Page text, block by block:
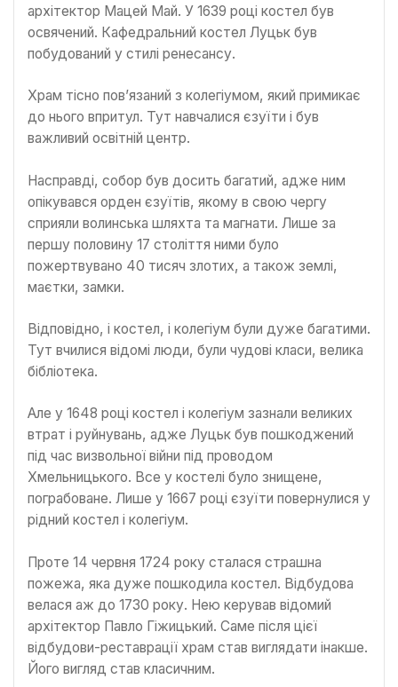
архітектор Мацей Май. У 1639 році костел був
освячений. Кафедральний костел Луцьк був
побудований у стилі ренесансу.
Храм тісно пов’язаний з колегіумом, який примикає
до нього впритул. Тут навчалися єзуїти і був
важливий освітній центр.
Насправді, собор був досить багатий, адже ним
опікувався орден єзуїтів, якому в свою чергу
сприяли волинська шляхта та магнати. Лише за
першу половину 17 століття ними було
пожертвувано 40 тисяч злотих, а також землі,
маєтки, замки.
Відповідно, і костел, і колегіум були дуже багатими.
Тут вчилися відомі люди, були чудові класи, велика
бібліотека.
Але у 1648 році костел і колегіум зазнали великих
втрат і руйнувань, адже Луцьк був пошкоджений
під час визвольної війни під проводом
Хмельницького. Все у костелі було знищене,
пограбоване. Лише у 1667 році єзуїти повернулися у
рідний костел і колегіум.
Проте 14 червня 1724 року сталася страшна
пожежа, яка дуже пошкодила костел. Відбудова
велася аж до 1730 року. Нею керував відомий
архітектор Павло Гіжицький. Саме після цієї
відбудови-реставрації храм став виглядати інакше.
Його вигляд став класичним.